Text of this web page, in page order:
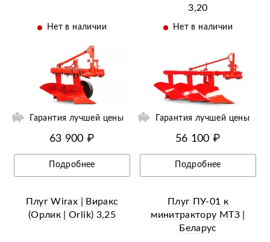
Нет в наличии
Гарантия лучшей цены
63 900 ₽
Подробнее
3,20
Нет в наличии
Ещё 7 фотографий
Гарантия лучшей цены
56 100 ₽
Подробнее
Плуг Wirax | Виракс
(Орлик | Orlik) 3,25
Плуг ПУ-01 к
минитрактору МТЗ |
Беларус